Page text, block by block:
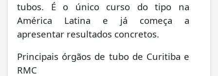
tubos. É o único curso do tipo na
América Latina e já começa a
apresentar resultados concretos.
Principais órgãos de tubo de Curitiba e
RMC